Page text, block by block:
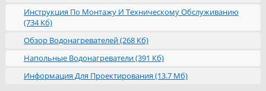
Инструкция По Монтажу И Техническому Обслуживанию
(734 Кб)
Обзор Водонагревателей (268 Кб)
Напольные Водонагреватели (391 Кб)
Информация Для Проектирования (13.7 Мб)